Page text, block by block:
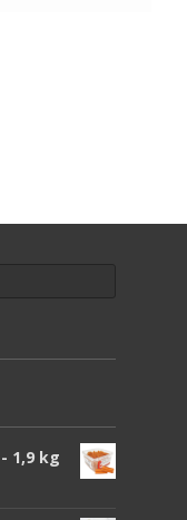
1,9 kg